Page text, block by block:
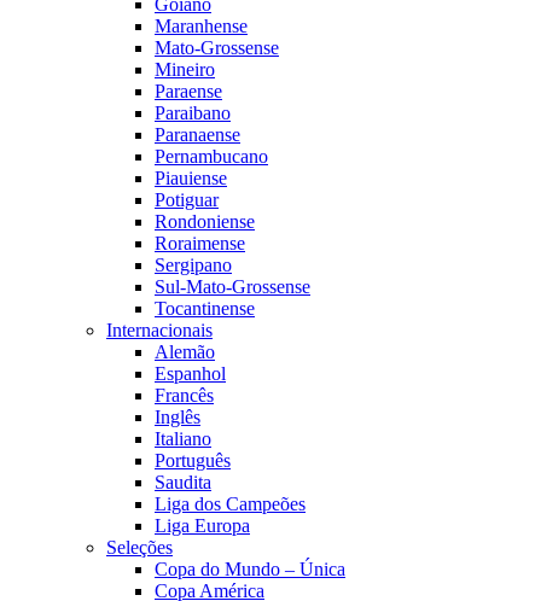
Maranhense
Mato-Grossense
Mineiro
Paraense
Paraibano
Paranaense
Pernambucano
Piauiense
Potiguar
Rondoniense
Roraimense
Sergipano
Sul-Mato-Grossense
Tocantinense
Internacionais
Alemão
Espanhol
Francês
Inglês
Italiano
Português
Saudita
Liga dos Campeões
Liga Europa
Seleções
Copa do Mundo – Única
Copa América